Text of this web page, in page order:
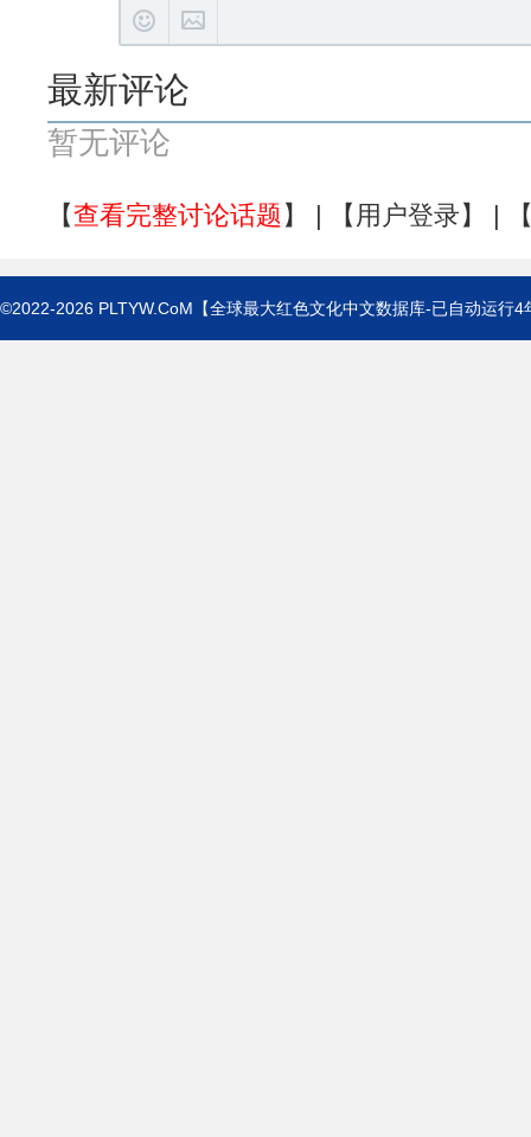
最新评论
暂无评论
【查看完整讨论话题】 | 【 用户登录】 |
©2022-2026 PLTYW.CoM 【全球最大红色文化中文数据库-已自动运行4